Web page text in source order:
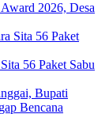
2026, Desa
56 Paket Sabu